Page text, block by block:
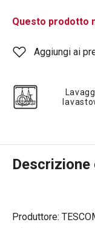
Questo prodotto
Aggiungi ai
Produttore: